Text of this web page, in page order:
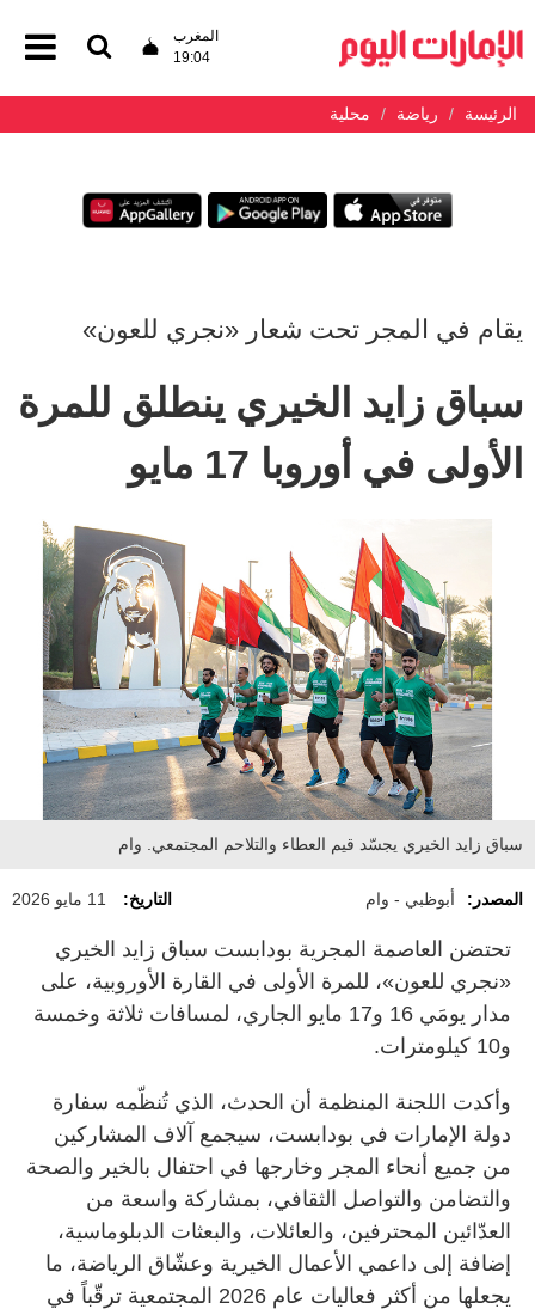
المغرب
19:04
الرئيسة رياضة محلية
يقام في المجر تحت شعار «نجري للعون»
سباق زايد الخيري ينطلق للمرة
الأولى في أوروبا 17 مايو
سباق زايد الخيري يجسّد قيم العطاء والتلاحم المجتمعي. وام
المصدر: أبوظبي - وام التاريخ: 11 مايو 2026
تحتضن العاصمة المجرية بودابست سباق زايد الخيري
«نجري للعون»، للمرة الأولى في القارة الأوروبية، على
مدار يومَي 16 و17 مايو الجاري، لمسافات ثلاثة وخمسة
و10 كيلومترات.
وأكدت اللجنة المنظمة أن الحدث، الذي تُنظّمه سفارة
دولة الإمارات في بودابست، سيجمع آلاف المشاركين
من جميع أنحاء المجر وخارجها في احتفال بالخير والصحة
والتضامن والتواصل الثقافي، بمشاركة واسعة من
العدّائين المحترفين، والعائلات، والبعثات الدبلوماسية،
إضافة إلى داعمي الأعمال الخيرية وعشّاق الرياضة، ما
يجعلها من أكثر فعاليات عام 2026 المجتمعية ترقّباً في